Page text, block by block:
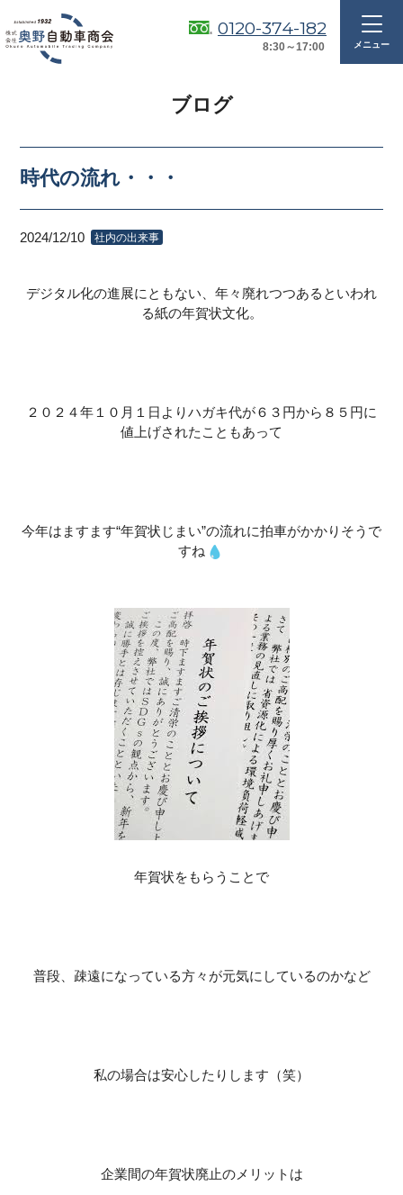
0120-374-182
8:30～17:00
ブログ
時代の流れ・・・
2024/12/10 社内の出来事
デジタル化の進展にともない、年々廃れつつあるといわれ
る紙の年賀状文化。
２０２４年１０月１日よりハガキ代が６３円から８５円に
値上げされたこともあって
今年はますます“年賀状じまい”の流れに拍車がかかりそうで
すね
年賀状をもらうことで
普段、疎遠になっている方々が元気にしているのかなど
私の場合は安心したりします（笑）
企業間の年賀状廃止のメリットは